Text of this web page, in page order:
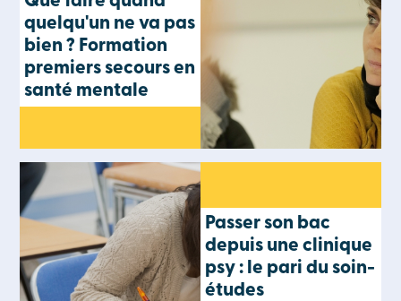
quelqu'un ne va pas
bien ? Formation
premiers secours en
santé mentale
Passer son bac
depuis une clinique
psy : le pari du soin-
études